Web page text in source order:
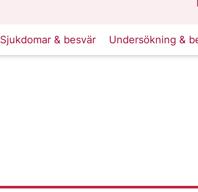
Sjukdomar & besvär Undersökning &